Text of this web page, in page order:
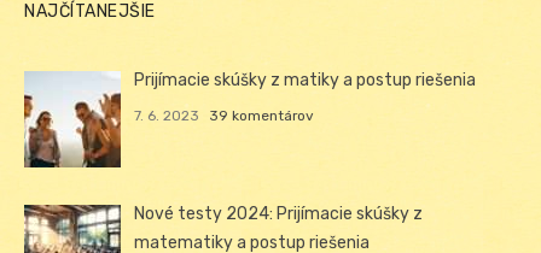
NAJČÍTANEJŠIE
Prijímacie skúšky z matiky a postup riešenia
7. 6. 2023 39 komentárov
Nové testy 2024: Prijímacie skúšky z
matematiky a postup riešenia